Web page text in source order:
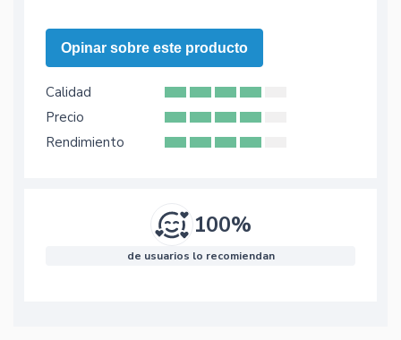
Opinar sobre este producto
Calidad
Precio
Rendimiento
100%
de usuarios lo recomiendan